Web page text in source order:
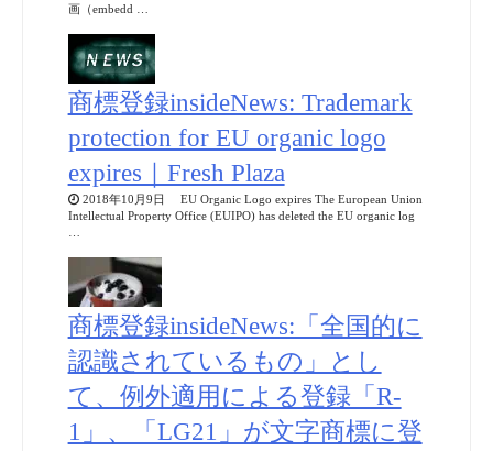
画（embedd …
商標登録insideNews: Trademark
protection for EU organic logo
expires｜Fresh Plaza
2018年10月9日 EU Organic Logo expires The European Union
Intellectual Property Office (EUIPO) has deleted the EU organic log
商標登録insideNews:「全国的に
認識されているもの」とし
て、例外適用による登録「R-
1」、「LG21」が文字商標に登